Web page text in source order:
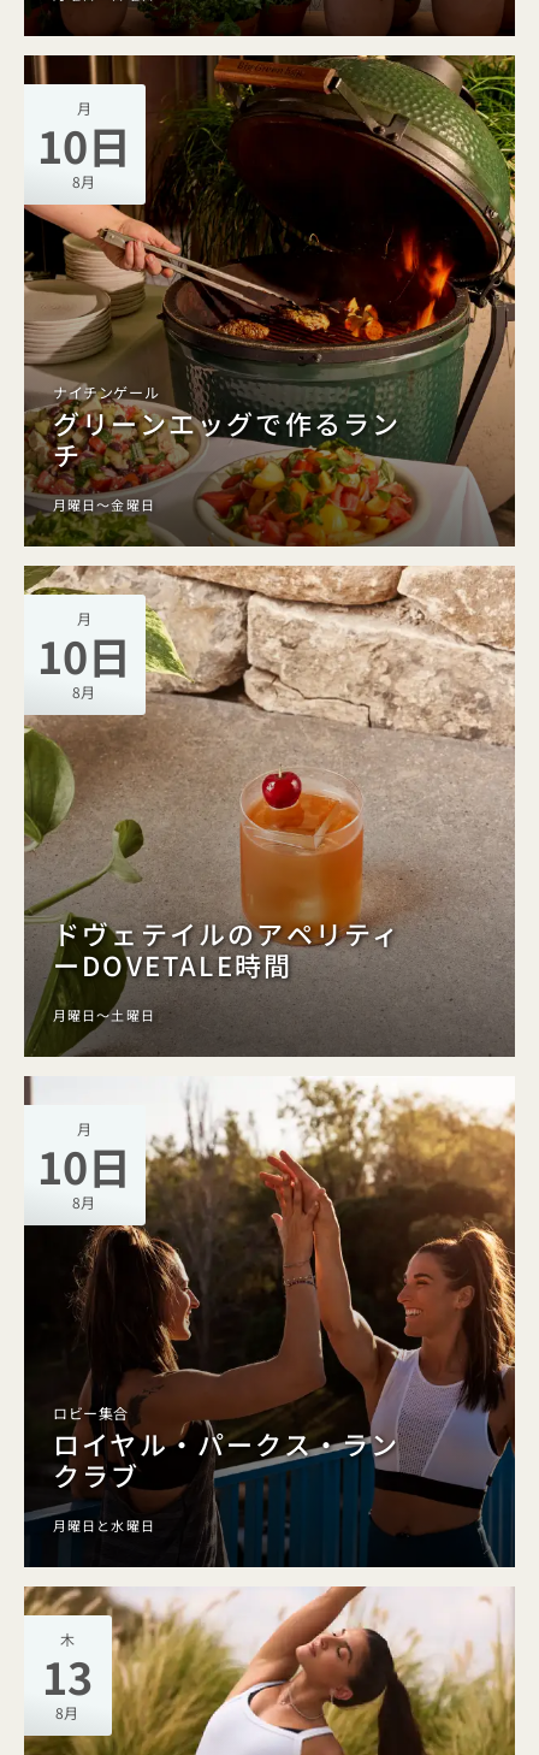
月
10日
8月
ナイチンゲール
グリーンエッグで作るラン
チ
月曜日～金曜日
月
10日
8月
ドヴェテイルのアペリティ
ーDOVETALE時間
月曜日～土曜日
月
10日
8月
ロビー集合
ロイヤル・パークス・ラン
クラブ
月曜日と水曜日
木
13
8月